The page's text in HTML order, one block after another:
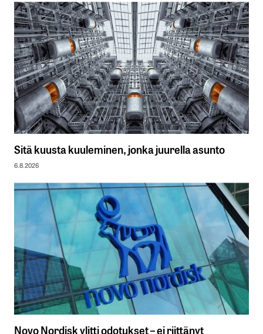
Sitä kuusta kuuleminen, jonka juurella asunto
6.8.2026
Novo Nordisk ylitti odotukset – ei riittänyt